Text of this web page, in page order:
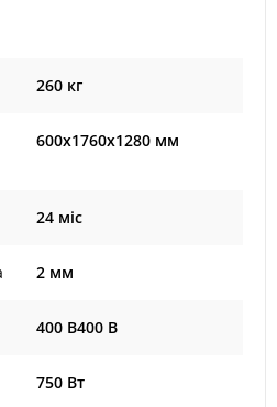
260 кг
600х1760х1280 мм
24 міс
2 мм
400 В400 В
750 Вт